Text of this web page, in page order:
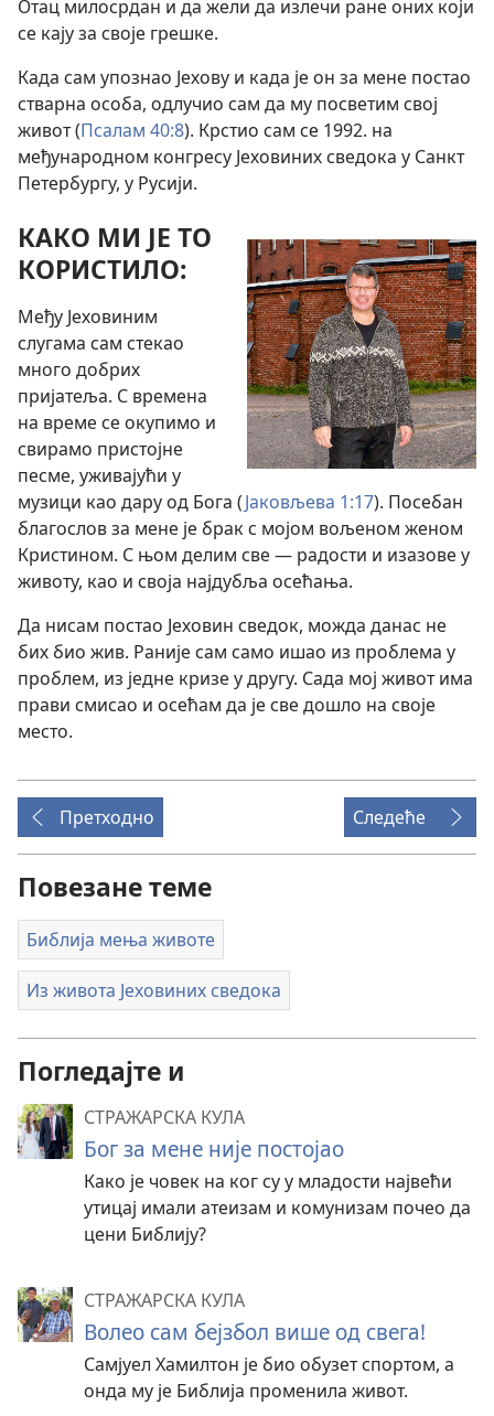
Отац милосрдан и да жели да излечи ране оних који
се кају за своје грешке.
Када сам упознао Јехову и када је он за мене постао
стварна особа, одлучио сам да му посветим свој
живот (Псалам 40:8). Крстио сам се 1992. на
међународном конгресу Јеховиних сведока у Санкт
Петербургу, у Русији.
КАКО МИ ЈЕ ТО
КОРИСТИЛО:
Међу Јеховиним
слугама сам стекао
много добрих
пријатеља. С времена
на време се окупимо и
свирамо пристојне
песме, уживајући у
музици као дару од Бога (Јаковљева 1:17). Посебан
благослов за мене је брак с мојом вољеном женом
Кристином. С њом делим све — радости и изазове у
животу, као и своја најдубља осећања.
Да нисам постао Јеховин сведок, можда данас не
бих био жив. Раније сам само ишао из проблема у
проблем, из једне кризе у другу. Сада мој живот има
прави смисао и осећам да је све дошло на своје
место.
Претходно Следеће
Повезане теме
Библија мења животе
Из живота Јеховиних сведока
Погледајте и
СТРАЖАРСКА КУЛА
Бог за мене није постојао
Како је човек на ког су у младости највећи
утицај имали атеизам и комунизам почео да
цени Библију?
СТРАЖАРСКА КУЛА
Волео сам бејзбол више од свега!
Самјуел Хамилтон је био обузет спортом, а
онда му је Библија променила живот.